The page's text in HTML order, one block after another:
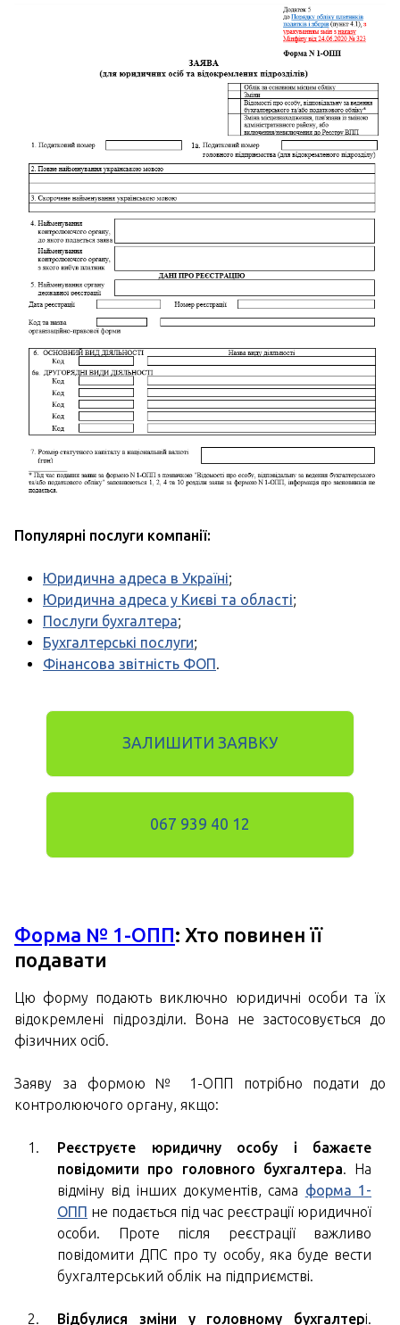
Популярні послуги компанії:
Юридична адреса в Україні;
Юридична адреса у Києві та області;
Послуги бухгалтера;
Бухгалтерські послуги;
Фінансова звітність ФОП.
ЗАЛИШИТИ ЗАЯВКУ
067 939 40 12
Форма № 1-ОПП: Хто повинен її
подавати
Цю форму подають виключно юридичні особи та їх
відокремлені підрозділи. Вона не застосовується до
фізичних осіб.
Заяву за формою № 1-ОПП потрібно подати до
контролюючого органу, якщо:
Реєструєте юридичну особу і бажаєте
повідомити про головного бухгалтера. На
відміну від інших документів, сама форма 1-
ОПП не подається під час реєстрації юридичної
особи. Проте після реєстрації важливо
повідомити ДПС про ту особу, яка буде вести
бухгалтерський облік на підприємстві.
Відбулися зміни у головному бухгалтері.